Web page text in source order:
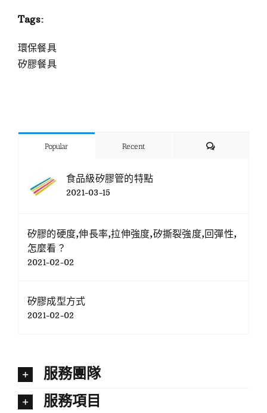
Tags:
環保餐具
矽膠餐具
Popular Recent Comments
食品級矽膠管的特點
2021-03-15
矽膠的硬度,伸長率,拉伸強度,矽撕裂強度,回彈性,
怎麼看？
2021-02-02
矽膠成型方式
2021-02-02
服務團隊
服務項目